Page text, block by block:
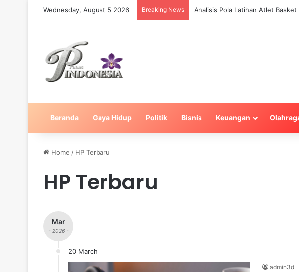
Wednesday, August 5 2026 Breaking News Analisis Pola Latihan Atlet
Beranda Gaya Hidup Politik Bisnis Keuangan
Home / HP Terbaru
HP Terbaru
Mar
- 2026 -
20 March
admin3d